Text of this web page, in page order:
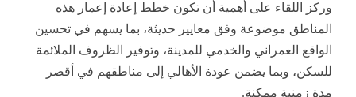
وركز اللقاء على أهمية أن تكون خطط إعادة إعمار هذه
المناطق موضوعة وفق معايير حديثة، بما يسهم في تحسين
الواقع العمراني والخدمي للمدينة، وتوفير الظروف الملائمة
للسكن، وبما يضمن عودة الأهالي إلى مناطقهم في أقصر
مدة زمنية ممكنة.